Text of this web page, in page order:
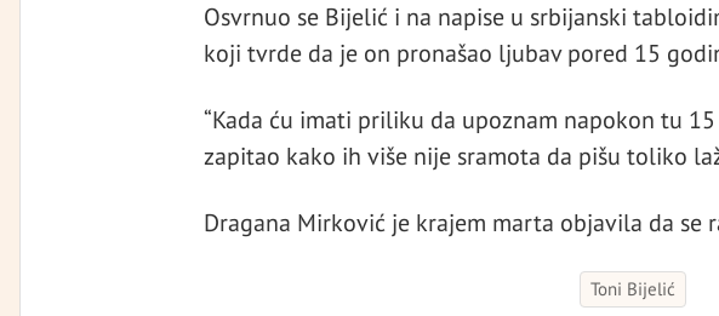
Osvrnuo se Bijelić i na napise u srbijanski
koji tvrde da je on pronašao ljubav pored 15
“Kada ću imati priliku da upoznam napokon tu
zapitao kako ih više nije sramota da pišu toliko
Dragana Mirković je krajem marta objavila da se
Toni Bijelić